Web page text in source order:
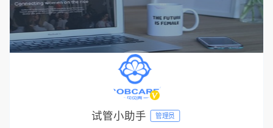
试管小助手 管理员